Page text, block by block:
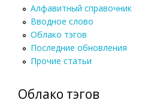
Алфавитный справочник
Вводное слово
Облако тэгов
Последние обновления
Прочие статьи
Облако тэгов